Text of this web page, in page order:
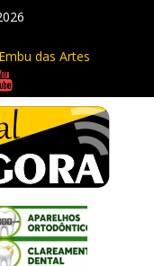
das Artes
para Cotia e
de drogas no Jardim
e vias serão